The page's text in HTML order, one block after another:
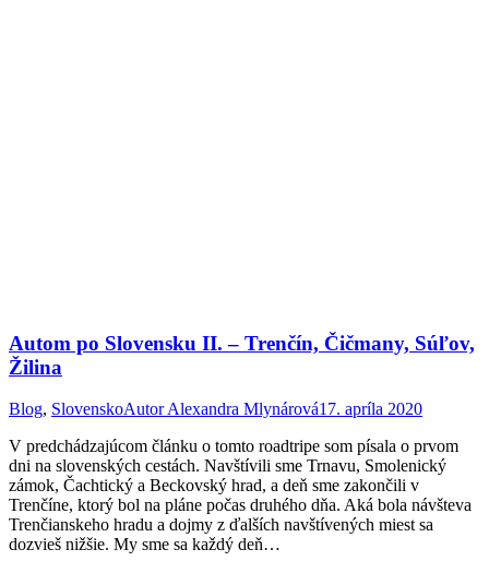
Autom po Slovensku II. – Trenčín, Čičmany, Súľov,
Žilina
Blog, SlovenskoAutorAlexandra Mlynárová17. apríla 2020
V predchádzajúcom článku o tomto roadtripe som písala o prvom
dni na slovenských cestách. Navštívili sme Trnavu, Smolenický
zámok, Čachtický a Beckovský hrad, a deň sme zakončili v
Trenčíne, ktorý bol na pláne počas druhého dňa. Aká bola návšteva
Trenčianskeho hradu a dojmy z ďalších navštívených miest sa
dozvieš nižšie. My sme sa každý deň…